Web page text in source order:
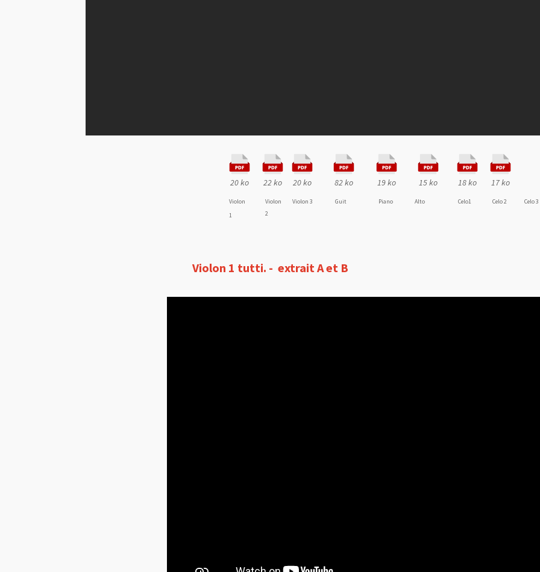
20 ko 19 ko 18 ko
22 ko 15 ko 17 ko
82 ko
20 ko
Violon 3 Piano Celo1 Celo 2 Celo 3
Guit
Violon
2
Alto
Violon
1
Violon 1 tutti. - extrait A et B